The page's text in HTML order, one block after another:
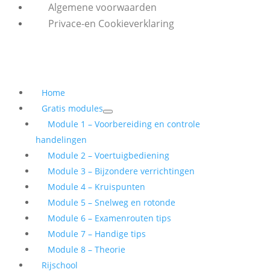
Algemene voorwaarden
Privace-en Cookieverklaring
Home
Gratis modules
Module 1 – Voorbereiding en controle
handelingen
Module 2 – Voertuigbediening
Module 3 – Bijzondere verrichtingen
Module 4 – Kruispunten
Module 5 – Snelweg en rotonde
Module 6 – Examenrouten tips
Module 7 – Handige tips
Module 8 – Theorie
Rijschool